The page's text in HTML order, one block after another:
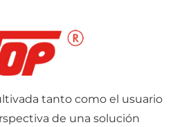
tanto como el usuario
de una solución